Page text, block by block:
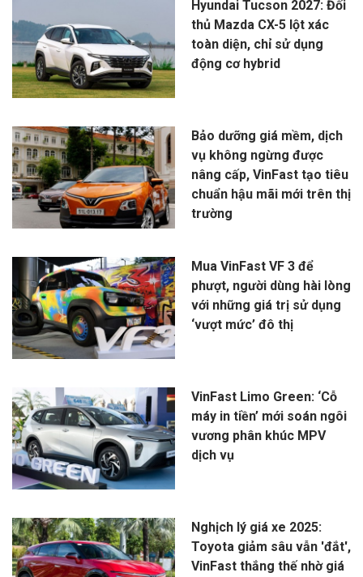
Hyundai Tucson 2027: Đối
thủ Mazda CX-5 lột xác
toàn diện, chỉ sử dụng
động cơ hybrid
Bảo dưỡng giá mềm, dịch
vụ không ngừng được
nâng cấp, VinFast tạo tiêu
chuẩn hậu mãi mới trên thị
trường
Mua VinFast VF 3 để
phượt, người dùng hài lòng
với những giá trị sử dụng
‘vượt mức’ đô thị
VinFast Limo Green: ‘Cỗ
máy in tiền’ mới soán ngôi
vương phân khúc MPV
dịch vụ
Nghịch lý giá xe 2025:
Toyota giảm sâu vẫn 'đắt',
VinFast thắng thế nhờ giá